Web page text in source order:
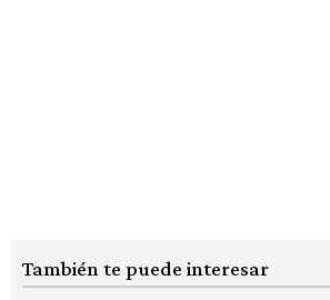
También te puede interesar